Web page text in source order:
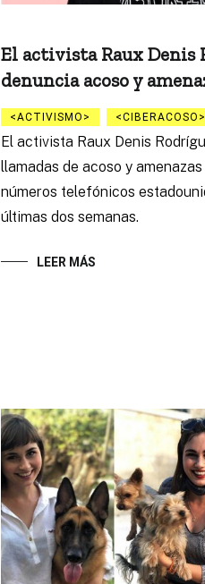
El activista Raux Denis
denuncia acoso y
ACTIVISMO CIBERACOSO
El activista Raux Denis
llamadas de acoso y
números telefónicos
últimas dos semanas.
LEER MÁS